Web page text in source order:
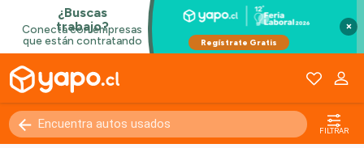
×
FILTRAR
Van / Coaster / Busito Pánel
Kilómetros 0 - 250000+